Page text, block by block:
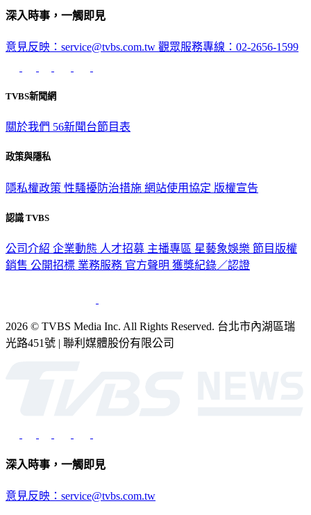
深入時事，一觸即見
意見反映：service@tvbs.com.tw 觀眾服務專線：02-2656-1599
TVBS新聞網
關於我們 56新聞台節目表
政策與隱私
隱私權政策 性騷擾防治措施 網站使用協定 版權宣告
認識 TVBS
公司介紹 企業動態 人才招募 主播專區 星藝象娛樂 節目版權
銷售 公開招標 業務服務 官方聲明 獲獎紀錄／認證
2026 © TVBS Media Inc. All Rights Reserved. 台北市內湖區瑞
光路451號 | 聯利媒體股份有限公司
深入時事，一觸即見
意見反映：service@tvbs.com.tw